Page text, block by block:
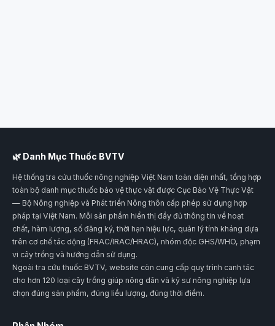
🌿 Danh Mục Thuốc BVTV
Hệ thống tra cứu thuốc nông nghiệp Việt Nam toàn diện nhất, tổng hợp
toàn bộ danh mục thuốc bảo vệ thực vật được Cục Bảo Vệ Thực Vật
— Bộ Nông nghiệp và Phát triển Nông thôn cấp phép sử dụng hợp
pháp tại Việt Nam. Mỗi sản phẩm hiển thị đầy đủ thông tin về hoạt
chất, hàm lượng, số đăng ký, thời hạn hiệu lực, quản lý tính kháng dựa
trên cơ chế tác dộng (FRAC/IRAC/HRAC), nhóm độc GHS/WHO, phạm
vi cây trồng và hướng dẫn sử dụng.
Ngoài tra cứu thuốc BVTV, website còn cung cấp quy trình canh tác
cho hơn 120 loại cây trồng giúp nông dân và kỹ sư nông nghiệp lựa
chọn đúng sản phẩm, đúng liều lượng, đúng thời điểm.